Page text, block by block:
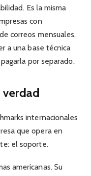
Es la misma
con
correos mensuales.
a una base técnica
por separado.
verdad
internacionales
que opera en
el soporte.
americanas. Su